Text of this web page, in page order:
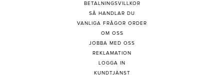
BETALNINGSVILLKOR
SÅ HANDLAR DU
VANLIGA FRÅGOR ORDER
OM OSS
JOBBA MED OSS
REKLAMATION
LOGGA IN
KUNDTJÄNST